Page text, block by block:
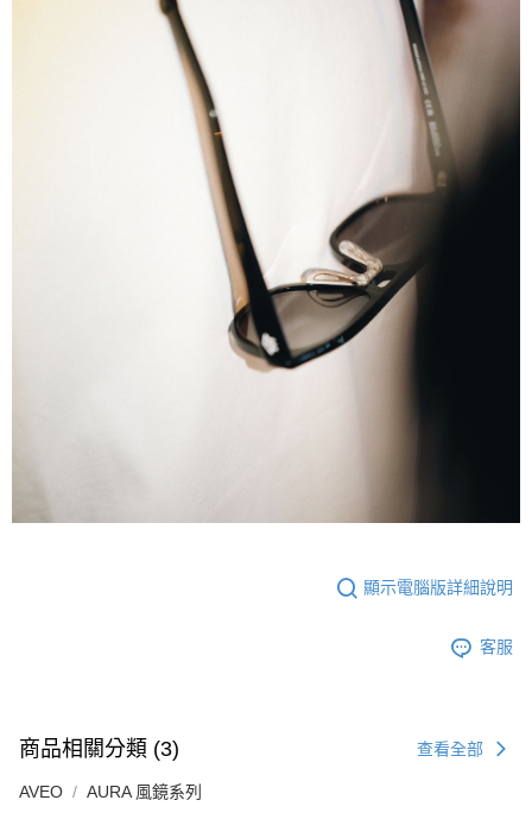
顯示電腦版詳細說明
客服
商品相關分類 (3) 查看全部
AVEO AURA 風鏡系列